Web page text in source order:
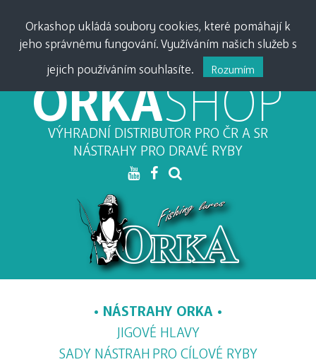
MĚNA:CZK •EUR
ORKASHOP
VÝHRADNÍ DISTRIBUTOR PRO ČR A SR
NÁSTRAHY PRO DRAVÉ RYBY
NÁSTRAHY ORKA
JIGOVÉ HLAVY
SADY NÁSTRAH PRO CÍLOVÉ RYBY
Orkashop ukládá soubory cookies, které pomáhají k
jeho správnému fungování. Využíváním našich služeb s
jejich používáním souhlasíte. Rozumím